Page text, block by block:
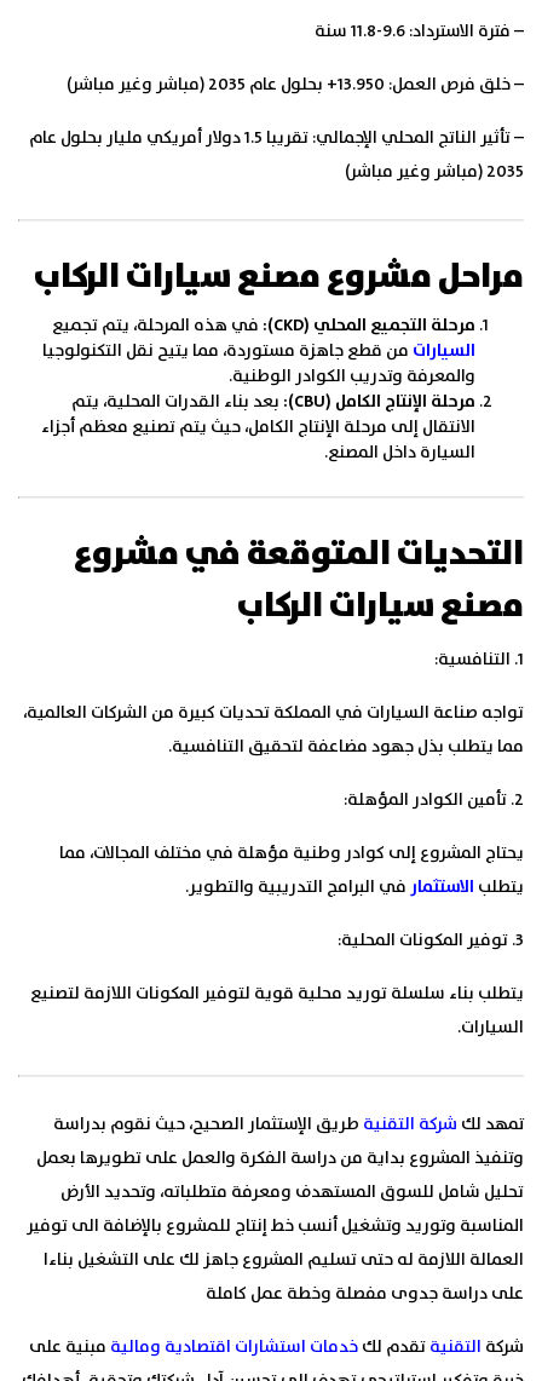
– فترة الاسترداد: 9.6-11.8 سنة
– خلق فرص العمل: 13.950+ بحلول عام 2035 (مباشر وغير مباشر)
– تأثير الناتج المحلي الإجمالي: تقريبا 1.5 دولار أمريكي مليار بحلول عام
2035 (مباشر وغير مباشر)
مراحل مشروع مصنع سيارات الركاب
مرحلة التجميع المحلي (CKD):
في هذه المرحلة، يتم تجميع
السيارات من قطع جاهزة مستوردة، مما يتيح نقل التكنولوجيا
والمعرفة وتدريب الكوادر الوطنية.
مرحلة الإنتاج الكامل (CBU):
بعد بناء القدرات المحلية، يتم
الانتقال إلى مرحلة الإنتاج الكامل، حيث يتم تصنيع معظم أجزاء
السيارة داخل المصنع.
التحديات المتوقعة في مشروع
مصنع سيارات الركاب
1. التنافسية:
تواجه صناعة السيارات في المملكة تحديات كبيرة من الشركات العالمية،
مما يتطلب بذل جهود مضاعفة لتحقيق التنافسية.
2. تأمين الكوادر المؤهلة:
يحتاج المشروع إلى كوادر وطنية مؤهلة في مختلف المجالات، مما
يتطلب الاستثمارفي البرامج التدريبية والتطوير.
3. توفير المكونات المحلية:
يتطلب بناء سلسلة توريد محلية قوية لتوفير المكونات اللازمة لتصنيع
السيارات.
تمهد لك شركة التقنية طريق الإستثمار الصحيح، حيث نقوم بدراسة
وتنفيذ المشروع بداية من دراسة الفكرة والعمل على تطويرها بعمل
تحليل شامل للسوق المستهدف ومعرفة متطلباته، وتحديد الأرض
المناسبة وتوريد وتشغيل أنسب خط إنتاج للمشروع بالإضافة الى توفير
العمالة اللازمة له حتى تسليم المشروع جاهز لك على التشغيل بناءا
على دراسة جدوى مفصلة وخطة عمل كاملة
شركة التقنيةتقدم لكخدمات استشارات اقتصادية ومالية مبنية على